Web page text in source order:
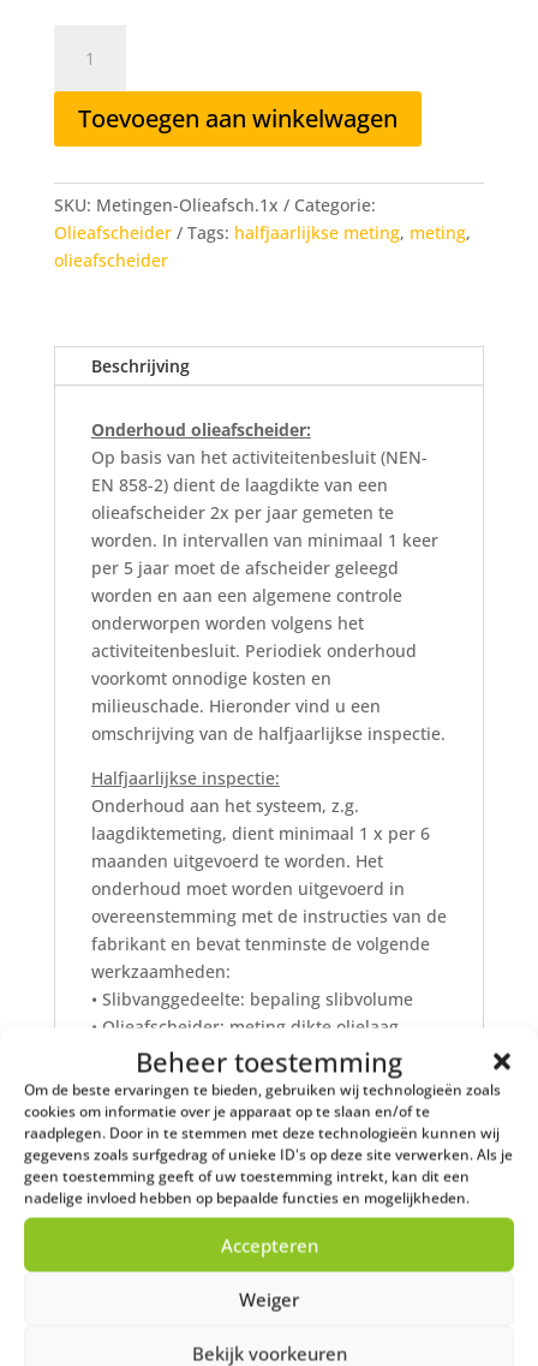
Beheer toestemming
Om de beste ervaringen te bieden, gebruiken wij technologieën zoals
cookies om informatie over je apparaat op te slaan en/of te
raadplegen. Door in te stemmen met deze technologieën kunnen wij
gegevens zoals surfgedrag of unieke ID's op deze site verwerken. Als je
geen toestemming geeft of uw toestemming intrekt, kan dit een
nadelige invloed hebben op bepaalde functies en mogelijkheden.
Accepteren
Weiger
Bekijk voorkeuren
olieafscheider
eenmalig
aantal
Toevoegen aan winkelwagen
SKU: Metingen-Olieafsch.1x
Categorie:
Olieafscheider
Tags: halfjaarlijkse meting, meting,
olieafscheider
Beschrijving
Onderhoud olieafscheider:
Op basis van het activiteitenbesluit (NEN-
EN 858-2) dient de laagdikte van een
olieafscheider 2x per jaar gemeten te
worden. In intervallen van minimaal 1 keer
per 5 jaar moet de afscheider geleegd
worden en aan een algemene controle
onderworpen worden volgens het
activiteitenbesluit. Periodiek onderhoud
voorkomt onnodige kosten en
milieuschade. Hieronder vind u een
omschrijving van de halfjaarlijkse inspectie.
Halfjaarlijkse inspectie:
Onderhoud aan het systeem, z.g.
laagdiktemeting, dient minimaal 1 x per 6
maanden uitgevoerd te worden. Het
onderhoud moet worden uitgevoerd in
overeenstemming met de instructies van de
fabrikant en bevat tenminste de volgende
werkzaamheden:
• Slibvanggedeelte: bepaling slibvolume
• Olieafscheider: meting dikte olielaag,
controle functionering automatische vlotter,
controle van het waarschuwingsinstrument
• Bemonsteringsschacht: schoonmaken van
het afvoerkanaal
Als 50% van het slibvolume is bereikt in het
slibvanggedeelte en/of 80% van het olie-
opvangvolume van de olieafscheider is
bereikt, dan wordt lediging noodzakelijk.
per installatie. Om een goed